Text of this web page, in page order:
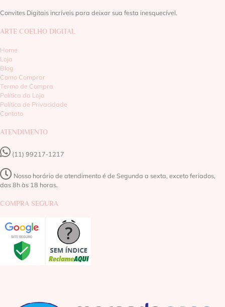
Convites Digitais incríveis para deixar sua festa inesquecível.
ARTE COELHO DIGITAL
Home
Loja
Blog
Como Comprar
Termo de Compra
Política da Loja
Política de Privacidade
Contato
ATENDIMENTO
(11) 99217-1217‬
Nosso horário de atendimento é de Segunda a sexta, exceto feriados,
das 8h às 18 horas.
COMPRA SEGURA